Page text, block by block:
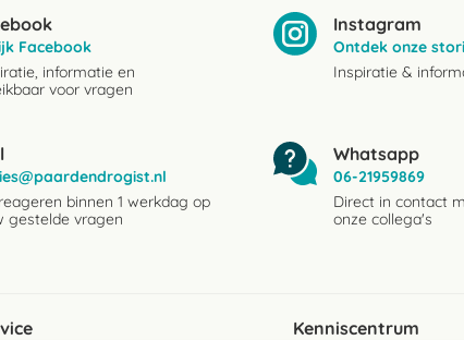
Facebook
informatie en
voor vragen
Instagram
Ontdek onze
Inspiratie &
binnen 1 werkdag op
gestelde vragen
Whatsapp
06-21959869
Direct in contact
onze collega's
Kenniscentrum